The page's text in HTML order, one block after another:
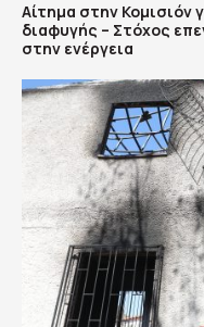
Αίτημα στην Κομισιόν
διαφυγής – Στόχος
στην ενέργεια